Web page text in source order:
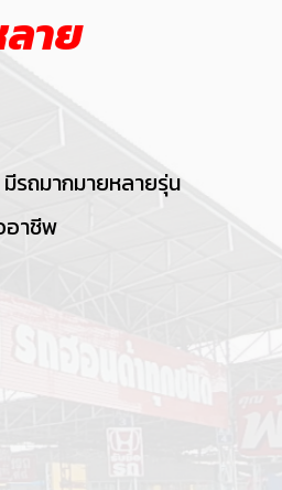
าย
รถมากมายหลายรุ่น
อาชีพ